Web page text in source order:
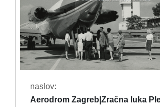
naslov:
Aerodrom Zagreb|Zračna luka